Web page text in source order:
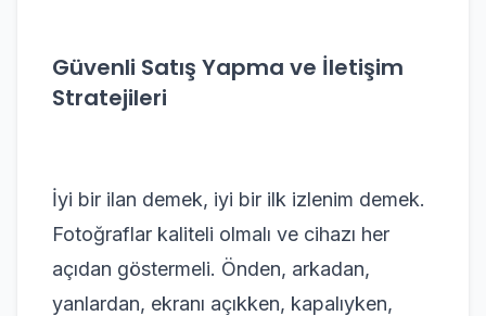
Güvenli Satış Yapma ve İletişim
Stratejileri
İyi bir ilan demek, iyi bir ilk izlenim demek.
Fotoğraflar kaliteli olmalı ve cihazı her
açıdan göstermeli. Önden, arkadan,
yanlardan, ekranı açıkken, kapalıyken,